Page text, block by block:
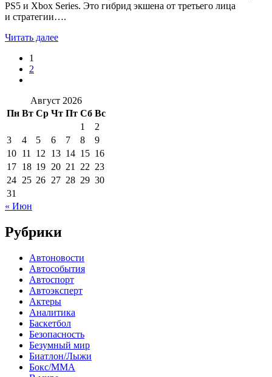
PS5 и Xbox Series. Это гибрид экшена от третьего лица
и стратегии….
Читать далее
1
2
Август 2026
Пн Вт Ср Чт Пт Сб Вс
1
2
3
4 5 6 7 8
9
10 11 12 13 14 15 16
17 18 19 20 21 22 23
24 25 26 27 28 29 30
31
« Июн
Рубрики
Автоновости
Автособытия
Автоспорт
Автоэксперт
Актеры
Аналитика
Баскетбол
Безопасность
Безумный мир
Биатлон/Лыжи
Бокс/MMA